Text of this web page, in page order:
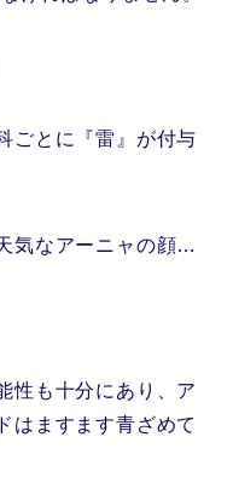
ごとに『雷』が付与
気なアーニャの顔…
性も十分にあり、ア
はますます青ざめて